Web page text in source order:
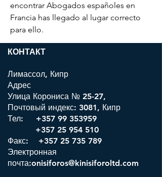
encontrar Abogados españoles en
Francia has llegado al lugar correcto
para ello.
КОНТАКТ
Лимассол, Кипр
Адрес
Улица Корониса № 25-27,
Почтовый индекс: 3081, Кипр
Тел: +357 99 353959
+357 25 954 510
Факс: +357 25 735 789
Электронная
почта:onisiforos@kinisiforoltd.com